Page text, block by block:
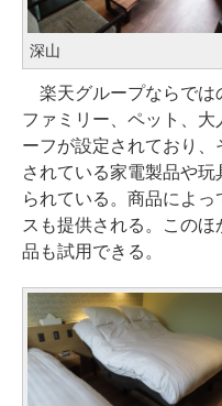
深山
楽天グループならでは
ファミリー、ペット、
ーフが設定されており
されている家電製品や玩
られている。商品によ
スも提供される。この
品も試用できる。